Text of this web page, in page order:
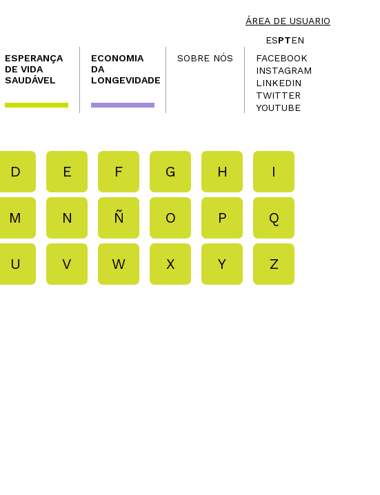
ÁREA DE USUARIO
ESPTEN
ESPERANÇA
DE VIDA
SAUDÁVEL
ECONOMIA
DA
LONGEVIDADE
SOBRE NÓS
FACEBOOK
INSTAGRAM
LINKEDIN
TWITTER
YOUTUBE
D E F G H I
M N Ñ O P Q
U V W X Y Z